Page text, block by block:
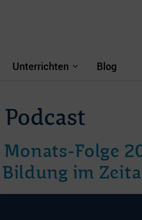
Unterrichten Blog
Podcast
Monats-Folge
Bildung im